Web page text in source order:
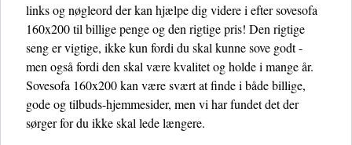
links og nøgleord der kan hjælpe dig videre i efter sovesofa
160x200 til billige penge og den rigtige pris! Den rigtige
seng er vigtige, ikke kun fordi du skal kunne sove godt -
men også fordi den skal være kvalitet og holde i mange år.
Sovesofa 160x200 kan være svært at finde i både billige,
gode og tilbuds-hjemmesider, men vi har fundet det der
sørger for du ikke skal lede længere.